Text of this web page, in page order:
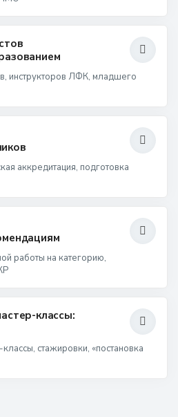
инструкторов ЛФК, младшего
аккредитация, подготовка
работы на категорию,
классы:
стажировки, «постановка